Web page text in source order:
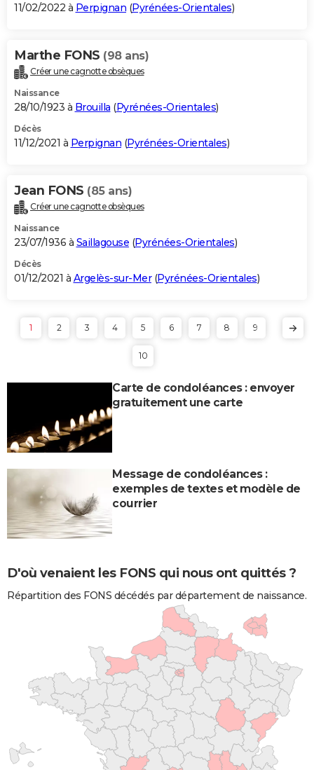
11/02/2022 à Perpignan (Pyrénées-Orientales)
Marthe FONS (98 ans)
Créer une cagnotte obsèques
Naissance
28/10/1923 à Brouilla (Pyrénées-Orientales)
Décès
11/12/2021 à Perpignan (Pyrénées-Orientales)
Jean FONS (85 ans)
Créer une cagnotte obsèques
Naissance
23/07/1936 à Saillagouse (Pyrénées-Orientales)
Décès
01/12/2021 à Argelès-sur-Mer(Pyrénées-Orientales)
1 2 3 4 5 6 7 8 9
10
Carte de condoléances : envoyer
gratuitement une carte
Message de condoléances :
exemples de textes et modèle de
courrier
D'où venaient les FONS qui nous ont quittés ?
Répartition des FONS décédés par département de naissance.